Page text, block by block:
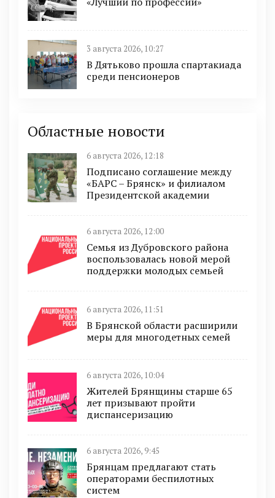
3 августа 2026, 10:27
В Дятьково прошла спартакиада
среди пенсионеров
Областные новости
6 августа 2026, 12:18
Подписано соглашение между
«БАРС – Брянск» и филиалом
Президентской академии
6 августа 2026, 12:00
Семья из Дубровского района
воспользовалась новой мерой
поддержки молодых семьей
6 августа 2026, 11:51
В Брянской области расширили
меры для многодетных семей
6 августа 2026, 10:04
Жителей Брянщины старше 65
лет призывают пройти
диспансеризацию
6 августа 2026, 9:45
Брянцам предлагают cтать
оперaтoрами бeспилотных
систeм